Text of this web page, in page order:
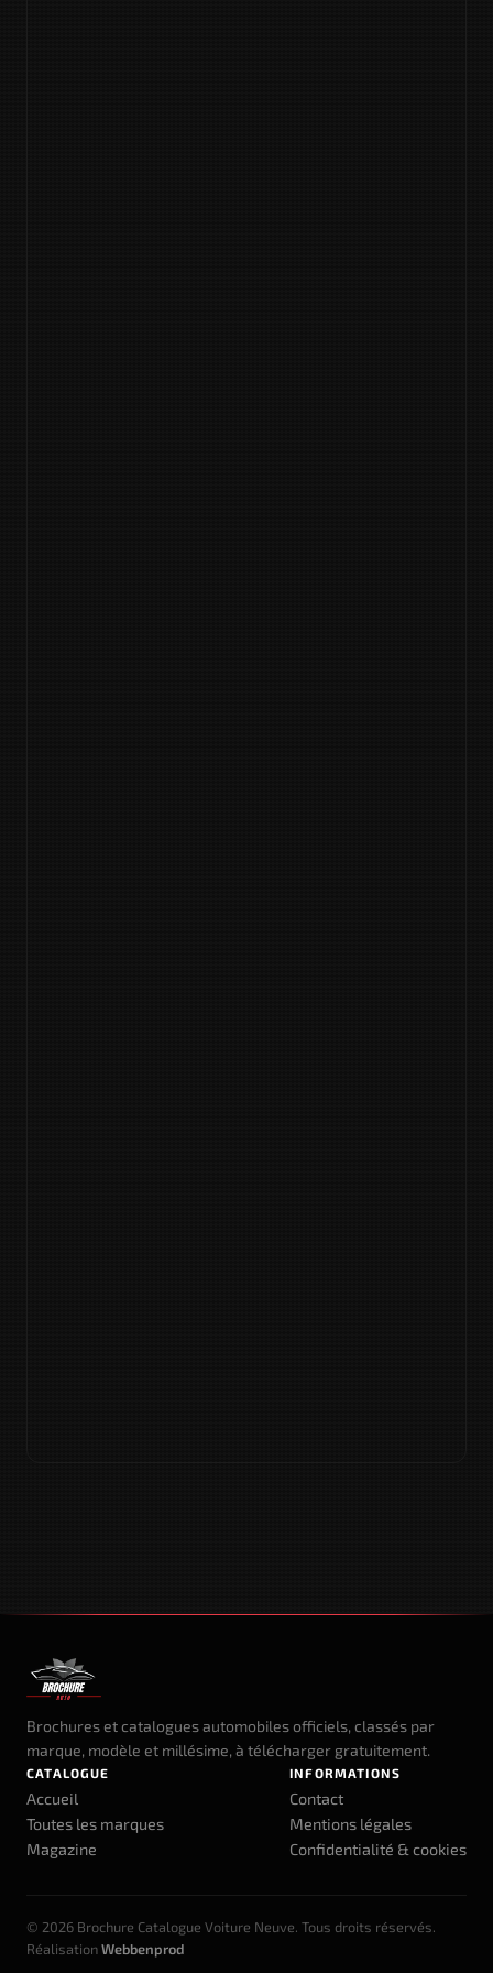
Brochures et catalogues automobiles officiels, classés par
marque, modèle et millésime, à télécharger gratuitement.
CATALOGUE
Accueil
Toutes les marques
Magazine
INFORMATIONS
Contact
Mentions légales
Confidentialité & cookies
© 2026 Brochure Catalogue Voiture Neuve. Tous droits réservés.
RéalisationWebbenprod